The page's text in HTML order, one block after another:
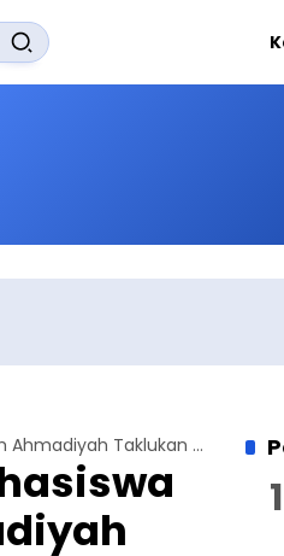
Merasakan Perjuangan Mahasiswa dan Dosen Jamiah Ahmadiyah Taklukan Puncak Tertinggi Gunung Merbabu (Bagian 3)